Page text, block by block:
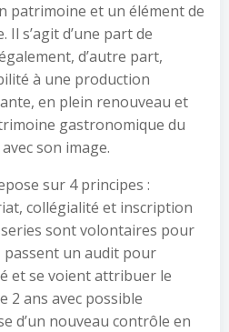
patrimoine et un élément de
Il s’agit d’une part de
d’autre part,
à une production
en plein renouveau et
gastronomique du
son image.
sur 4 principes :
collégialité et inscription
sont volontaires pour
passent un audit pour
et se voient attribuer le
2 ans avec possible
d’un nouveau contrôle en